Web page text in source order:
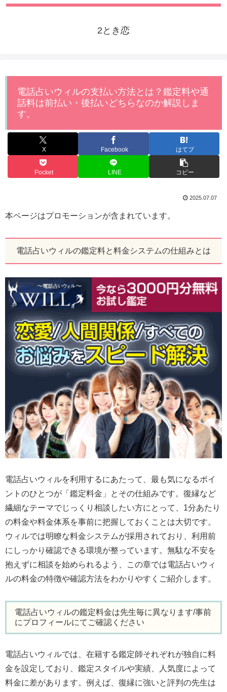
2とき恋
電話占いウィルの支払い方法とは？鑑定料や通
話料は前払い・後払いどちらなのか解説しま
す。
X Facebook はてブ
Pocket LINE コピー
2025.07.07
本ページはプロモーションが含まれています。
電話占いウィルの鑑定料と料金システムの仕組みとは
電話占いウィルを利用するにあたって、最も気になるポイ
ントのひとつが「鑑定料金」とその仕組みです。復縁など
繊細なテーマでじっくり相談したい方にとって、1分あたり
の料金や料金体系を事前に把握しておくことは大切です。
ウィルでは明瞭な料金システムが採用されており、利用前
にしっかり確認できる環境が整っています。無駄な不安を
抱えずに相談を始められるよう、この章では電話占いウィ
ルの料金の特徴や確認方法をわかりやすくご紹介します。
電話占いウィルの鑑定料金は先生毎に異なります/事前
にプロフィールにてご確認ください
電話占いウィルでは、在籍する鑑定師それぞれが独自に料
金を設定しており、鑑定スタイルや実績、人気度によって
料金に差があります。例えば、復縁に強いと評判の先生は